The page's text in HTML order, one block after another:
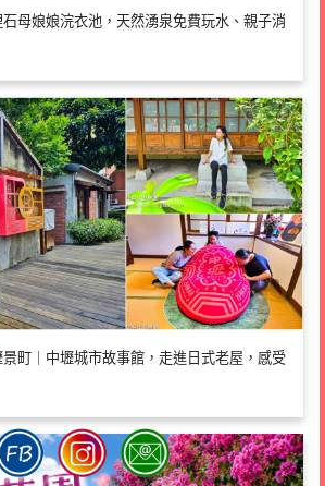
母娘娘浣衣池，天然湧泉免費玩水、親子消
景町｜中壢城市故事館，走進日式老屋，感受